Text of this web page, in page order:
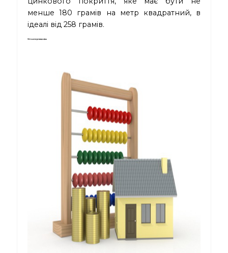
менше 180 грамів на метр квадратний, в
ідеалі від 258 грамів.
Металочерепиця ціна